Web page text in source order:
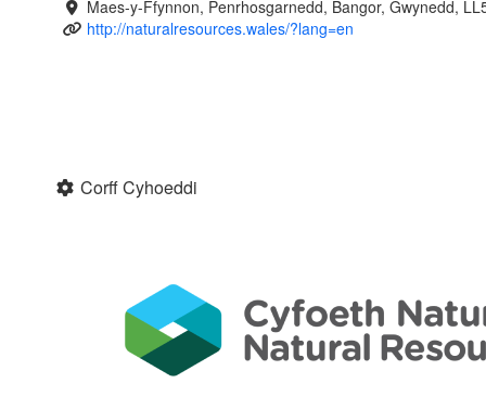
Maes-y-Ffynnon, Penrhosgarnedd, Bangor, Gwynedd,
http://naturalresources.wales/?lang=en
Corff Cyhoeddi